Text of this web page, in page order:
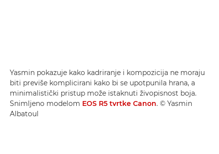
Yasmin pokazuje kako kadriranje i kompozicija ne moraju
biti previše komplicirani kako bi se upotpunila hrana, a
minimalistički pristup može istaknuti živopisnost boja.
Snimljeno modelom EOS R5 tvrtke Canon. © Yasmin
Albatoul